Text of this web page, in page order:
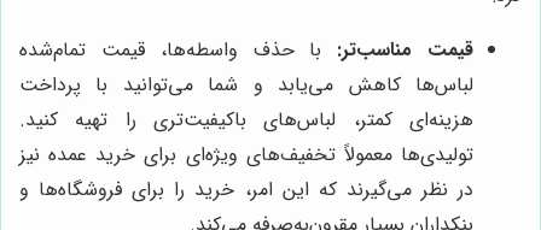
قیمت مناسب‌تر: با حذف واسطه‌ها، قیمت تمام‌شده
لباس‌ها کاهش می‌یابد و شما می‌توانید با پرداخت
هزینه‌ای کمتر، لباس‌های باکیفیت‌تری را تهیه کنید.
تولیدی‌ها معمولاً تخفیف‌های ویژه‌ای برای خرید عمده نیز
در نظر می‌گیرند که این امر، خرید را برای فروشگاه‌ها و